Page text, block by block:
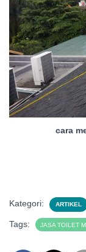
cara
Kategori: ARTIKEL
Tags: JASA TOILET